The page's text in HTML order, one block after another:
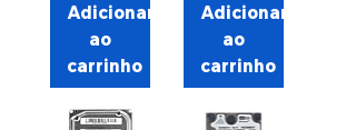
Adicionar
ao
carrinho
Adicionar
ao
carrinho